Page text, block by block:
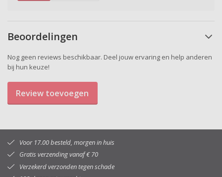
Beoordelingen
Nog geen reviews beschikbaar. Deel jouw ervaring en help anderen
bij hun keuze!
Review toevoegen
Voor 17.00 besteld, morgen in huis
Gratis verzending vanaf € 70
Verzekerd verzonden tegen schade